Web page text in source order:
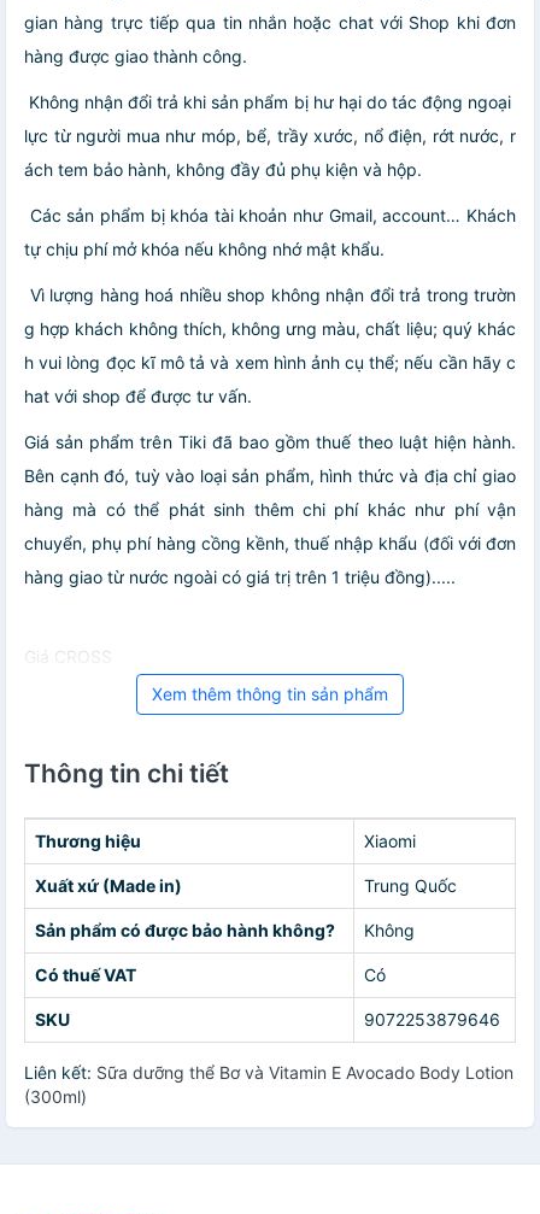
gian hàng trực tiếp qua tin nhắn hoặc chat với Shop khi đơn
hàng được giao thành công.
Không nhận đổi trả khi sản phẩm bị hư hại do tác động ngoại
lực từ người mua như móp, bể, trầy xước, nổ điện, rớt nước, r
ách tem bảo hành, không đầy đủ phụ kiện và hộp.
Các sản phẩm bị khóa tài khoản như Gmail, account… Khách
tự chịu phí mở khóa nếu không nhớ mật khẩu.
Vì lượng hàng hoá nhiều shop không nhận đổi trả trong trườn
g hợp khách không thích, không ưng màu, chất liệu; quý khác
h vui lòng đọc kĩ mô tả và xem hình ảnh cụ thể; nếu cần hãy c
hat với shop để được tư vấn.
Giá sản phẩm trên Tiki đã bao gồm thuế theo luật hiện hành.
Bên cạnh đó, tuỳ vào loại sản phẩm, hình thức và địa chỉ giao
hàng mà có thể phát sinh thêm chi phí khác như phí vận
chuyển, phụ phí hàng cồng kềnh, thuế nhập khẩu (đối với đơn
hàng giao từ nước ngoài có giá trị trên 1 triệu đồng).....
Giá CROSS
Xem thêm thông tin sản phẩm
Thông tin chi tiết
Thương hiệu Xiaomi
Xuất xứ (Made in) Trung Quốc
Sản phẩm có được bảo hành không? Không
Có thuế VAT Có
SKU 9072253879646
Liên kết: Sữa dưỡng thể Bơ và Vitamin E Avocado Body Lotion
(300ml)